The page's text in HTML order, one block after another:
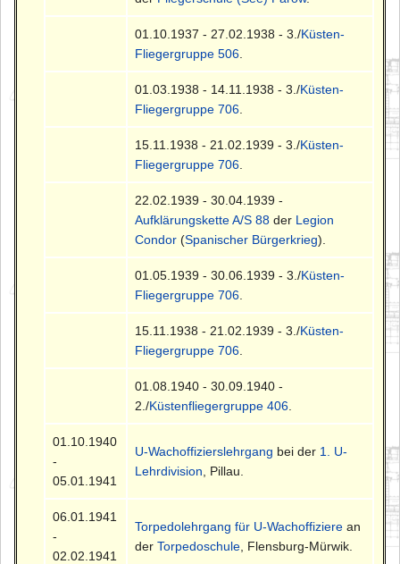
01.10.1937 - 27.02.1938 - 3./Küsten-
Fliegergruppe 506
01.03.1938 - 14.11.1938 - 3./Küsten-
Fliegergruppe 706
15.11.1938 - 21.02.1939 - 3./Küsten-
Fliegergruppe 706
22.02.1939 - 30.04.1939 -
Aufklärungskette A/S 88 der Legion
Condor (Spanischer Bürgerkrieg).
01.05.1939 - 30.06.1939 - 3./Küsten-
Fliegergruppe 706
15.11.1938 - 21.02.1939 - 3./Küsten-
Fliegergruppe 706
01.08.1940 - 30.09.1940 -
2./Küstenfliegergruppe 406
01.10.1940
-
05.01.1941
U-Wachoffizierslehrgang bei der 1. U-
Lehrdivision , Pillau.
06.01.1941
-
02.02.1941
Torpedolehrgang für U-Wachoffiziere an
derTorpedoschule , Flensburg-Mürwik.